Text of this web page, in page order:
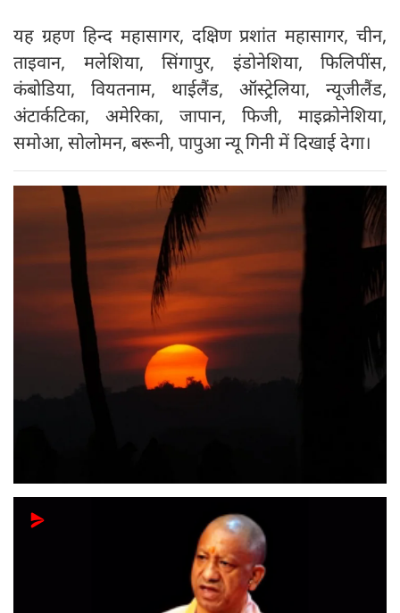
यह ग्रहण हिन्द महासागर, दक्षिण प्रशांत महासागर, चीन,
ताइवान, मलेशिया, सिंगापुर, इंडोनेशिया, फिलिपींस,
कंबोडिया, वियतनाम, थाईलैंड, ऑस्ट्रेलिया, न्यूजीलैंड,
अंटार्कटिका, अमेरिका, जापान, फिजी, माइक्रोनेशिया,
समोआ, सोलोमन, बरूनी, पापुआ न्यू गिनी में दिखाई देगा।